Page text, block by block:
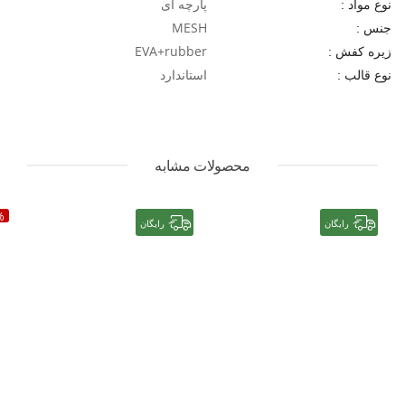
نوع مواد : پارچه ای
جنس : MESH
زیره کفش : EVA+rubber
نوع قالب : استاندارد
محصولات مشابه
رایگان رایگان